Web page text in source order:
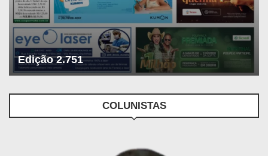
Edição 2.751
COLUNISTAS